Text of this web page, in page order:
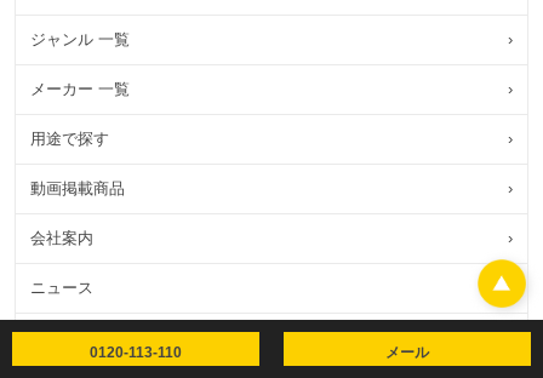
ジャンル 一覧 ›
メーカー 一覧 ›
用途で探す ›
動画掲載商品 ›
会社案内 ›
ニュース ›
お問い合わせ ›
0120-113-110 メール